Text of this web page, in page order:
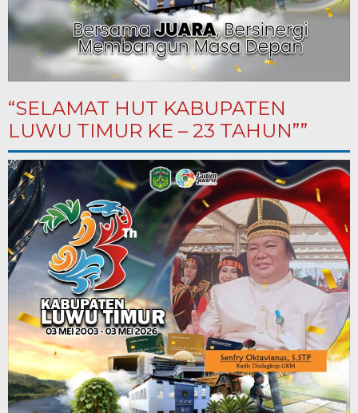
“SELAMAT HUT KABUPATEN
LUWU TIMUR KE – 23 TAHUN””